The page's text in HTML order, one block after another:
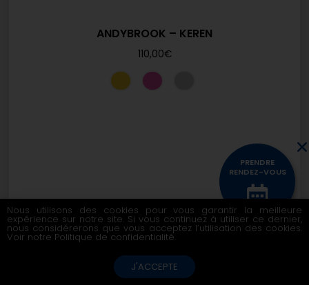
ANDYBROOK – KEREN
110,00€
PRENDRE
RENDEZ-VOUS
CONTACTEZ
Nous utilisons des cookies pour vous garantir la meilleure
expérience sur notre site. Si vous continuez à utiliser ce dernier,
nous considérerons que vous acceptez l’utilisation des cookies.
Voir notre Politique de confidentialité
J'ACCEPTE